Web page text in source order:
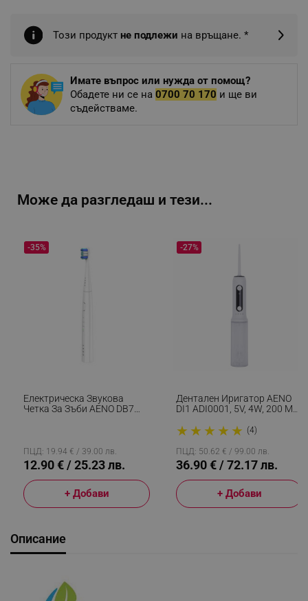
Този продукт не подлежи на връщане. *
Имате въпрос или нужда от помощ?
Обадете ни се на 0700 70 170 и ще ви
съдействаме.
Може да разгледаш и тези...
Електрическа Звукова
Четка За Зъби AENO DB7
Зареждане, Бял
-35%
ПЦД: 19.94 € / 39.00 лв.
12.90 € / 25.23 лв.
+ Добави
Дентален Иригатор AENO
DI1 ADI0001, 5V, 4W, 200 Мл,
Почистване, 4 Накрайника,
Бял
★ ★ ★ ★ ★ (4)
-27%
ПЦД: 50.62 € / 99.00 лв.
36.90 € / 72.17 лв.
+ Добави
Описание